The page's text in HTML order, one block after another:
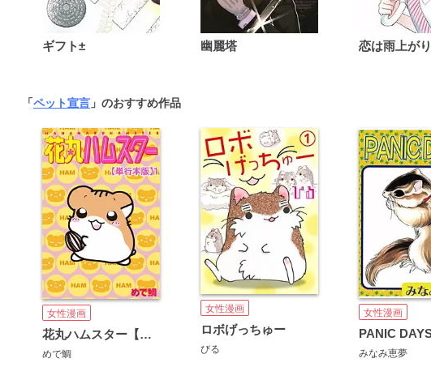
ギフト± 幽麗塔
「ペット宣言 」のおすすめ作品
女性漫画
花丸ハムスター【単行本版】
めで鯛
女性漫画
ロボげっちゅー
びる
女性漫画
PANIC
みなみ恵夢